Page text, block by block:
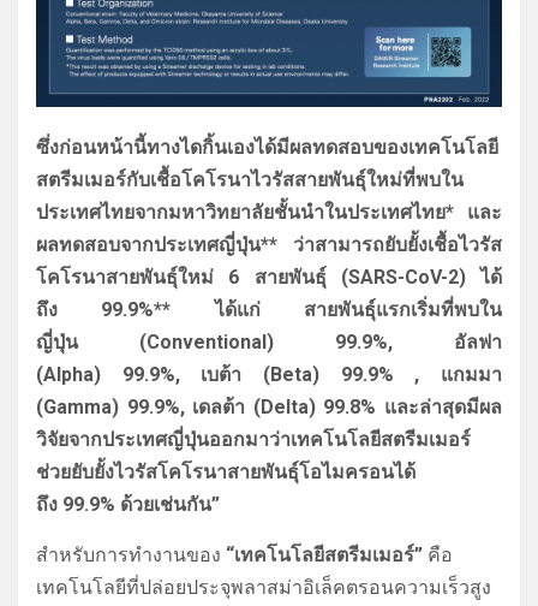
ซึ่งก่อนหน้านี้ทางไดกิ้นเองได้มีผลทดสอบของเทคโนโลยี
สตรีมเมอร์กับเชื้อโคโรนาไวรัสสายพันธุ์ใหม่ที่พบใน
ประเทศไทยจากมหาวิทยาลัยชั้นนำในประเทศไทย* และ
ผลทดสอบจากประเทศญี่ปุ่น** ว่าสามารถยับยั้งเชื้อไวรัส
โคโรนาสายพันธุ์ใหม่ 6 สายพันธุ์ (SARS-CoV-2) ได้
ถึง 99.9%** ได้แก่ สายพันธุ์แรกเริ่มที่พบใน
ญี่ปุ่น (Conventional) 99.9%, อัลฟา
(Alpha) 99.9%, เบต้า (Beta) 99.9% , แกมมา
(Gamma) 99.9%, เดลต้า (Delta) 99.8% และล่าสุดมีผล
วิจัยจากประเทศญี่ปุ่นออกมาว่าเทคโนโลยีสตรีมเมอร์
ช่วยยับยั้งไวรัสโคโรนาสายพันธุ์โอไมครอนได้
ถึง 99.9% ด้วยเช่นกัน”
สำหรับการทำงานของ “เทคโนโลยีสตรีมเมอร์” คือ
เทคโนโลยีที่ปล่อยประจุพลาสม่าอิเล็คตรอนความเร็วสูง